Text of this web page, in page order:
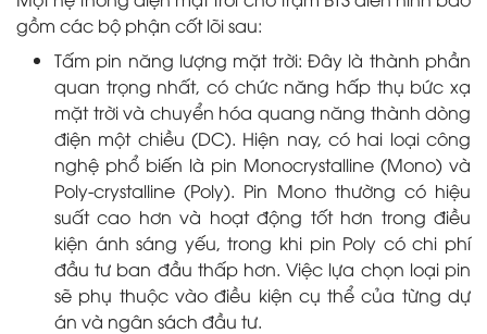
gồm các bộ phận cốt lõi sau:
Tấm pin năng lượng mặt trời: Đây là thành phần
quan trọng nhất, có chức năng hấp thụ bức xạ
mặt trời và chuyển hóa quang năng thành dòng
điện một chiều (DC). Hiện nay, có hai loại công
nghệ phổ biến là pin Monocrystalline (Mono) và
Poly-crystalline (Poly). Pin Mono thường có hiệu
suất cao hơn và hoạt động tốt hơn trong điều
kiện ánh sáng yếu, trong khi pin Poly có chi phí
đầu tư ban đầu thấp hơn. Việc lựa chọn loại pin
sẽ phụ thuộc vào điều kiện cụ thể của từng dự
án và ngân sách đầu tư.